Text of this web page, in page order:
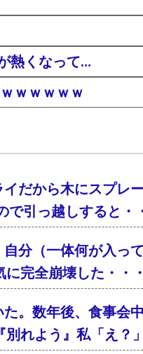
熱くなって…
ｗｗｗｗｗ
だから木にスプレ
引っ越しすると・
分（一体何が入っ
完全崩壊した・・
。数年後、食事会
れよう』私「え？」